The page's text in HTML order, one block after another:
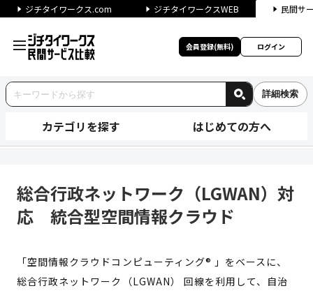
ジチタイワークス.com ジチタイワークスWEB 民間サ
会員登録(無料) ログイン
詳細検索
カテゴリを探す はじめての方へ
総合行政ネットワーク（LGWAN）対
応 統合型空間情報クラウド
「空間情報クラウドコンピューティング® 」をベースに、
総合行政ネットワーク（LGWAN） 回線を利用して、自治